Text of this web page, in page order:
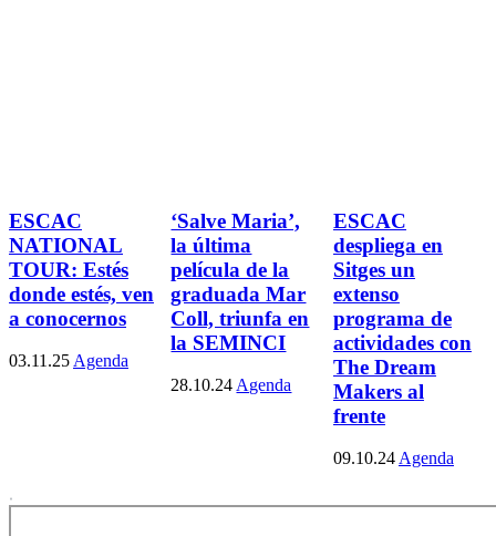
ESCAC
NATIONAL
TOUR: Estés
donde estés, ven
a conocernos
03.11.25 Agenda
‘Salve Maria’,
la última
película de la
graduada Mar
Coll, triunfa en
la SEMINCI
28.10.24 Agenda
ESCAC
despliega en
Sitges un
extenso
programa de
actividades con
The Dream
Makers al
frente
09.10.24 Agenda